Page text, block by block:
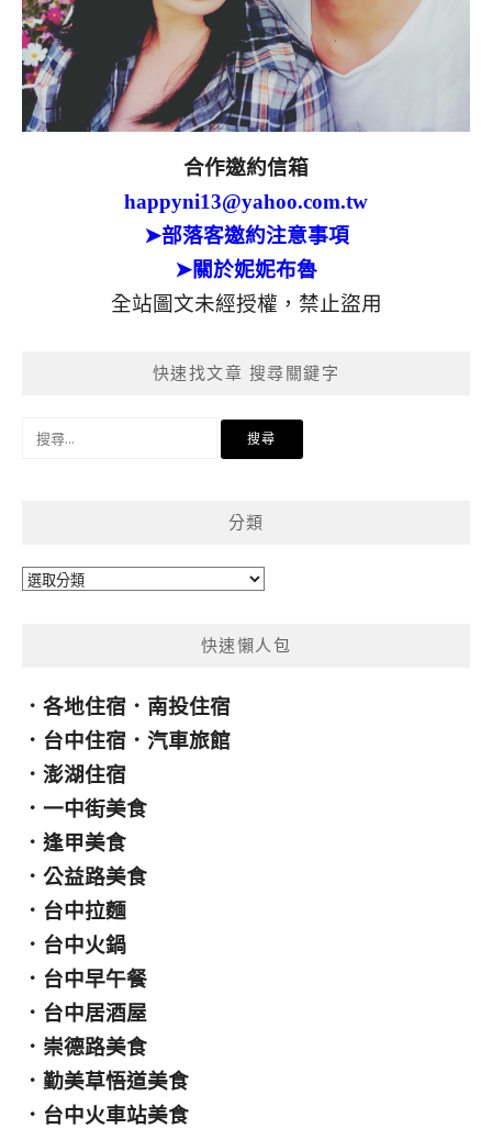
合作邀約信箱
happyni13@yahoo.com.tw
➤部落客邀約注意事項
➤關於妮妮布魯
全站圖文未經授權，禁止盜用
快速找文章 搜尋關鍵字
分類
分
快速懶人包
． 各地住宿 ． 南投住宿
． 台中住宿 ． 汽車旅館
． 澎湖住宿
． 一中街美食
． 逢甲美食
． 公益路美食
． 台中拉麵
． 台中火鍋
． 台中早午餐
． 台中居酒屋
． 崇德路美食
． 勤美草悟道美食
． 台中火車站美食